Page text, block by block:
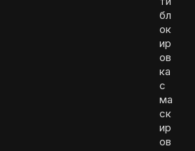
бл
ок
ир
ов
ка
с
ма
ск
ир
ов